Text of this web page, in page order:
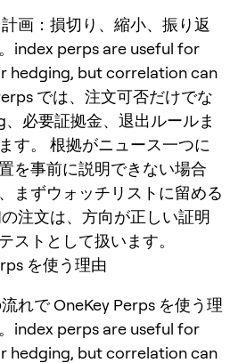
計画：損切り、縮小、振り返
index perps are useful for
hedging, but correlation can
では、注文可否だけでな
必要証拠金、退出ルールま
す。 根拠がニュース一つに
を事前に説明できない場合
まずウォッチリストに留める
注文は、方向が正しい証明
ストとして扱います。
を使う理由
れで OneKey Perps を使う理
index perps are useful for
hedging, but correlation can